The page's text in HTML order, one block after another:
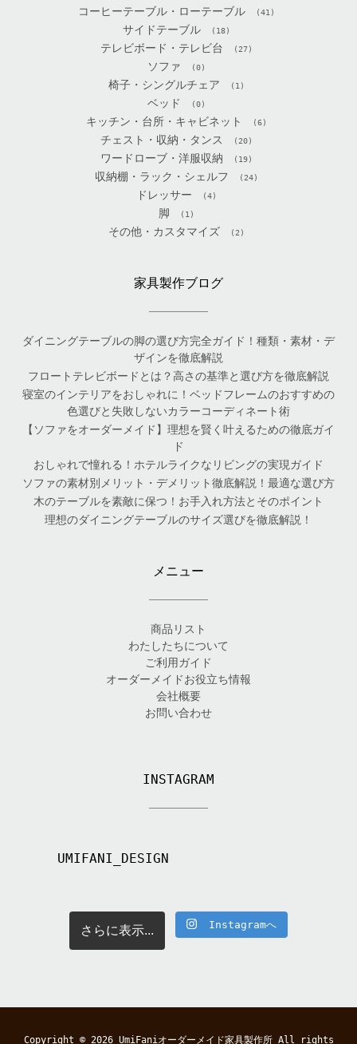
コーヒーテーブル・ローテーブル (41)
サイドテーブル (18)
テレビボード・テレビ台 (27)
ソファ (0)
椅子・シングルチェア (1)
ベッド (0)
キッチン・台所・キャビネット (6)
チェスト・収納・タンス (20)
ワードローブ・洋服収納 (19)
収納棚・ラック・シェルフ (24)
ドレッサー (4)
脚 (1)
その他・カスタマイズ (2)
家具製作ブログ
ダイニングテーブルの脚の選び方完全ガイド！種類・素材・デ
ザインを徹底解説
フロートテレビボードとは？高さの基準と選び方を徹底解説
寝室のインテリアをおしゃれに！ベッドフレームのおすすめの
色選びと失敗しないカラーコーディネート術
【ソファをオーダーメイド】理想を賢く叶えるための徹底ガイ
ド
おしゃれで憧れる！ホテルライクなリビングの実現ガイド
ソファの素材別メリット・デメリット徹底解説！最適な選び方
木のテーブルを素敵に保つ！お手入れ方法とそのポイント
理想のダイニングテーブルのサイズ選びを徹底解説！
メニュー
商品リスト
わたしたちについて
ご利用ガイド
オーダーメイドお役立ち情報
会社概要
お問い合わせ
INSTAGRAM
UMIFANI_DESIGN
さらに表示... Instagramへ
Copyright © 2026 UmiFaniオーダーメイド家具製作所All rights